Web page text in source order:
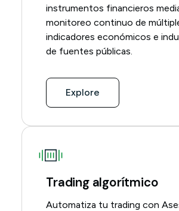
instrumentos financieros
monitoreo continuo de
indicadores económicos e
de fuentes públicas.
Explore
Trading algorítmico
Automatiza tu trading con